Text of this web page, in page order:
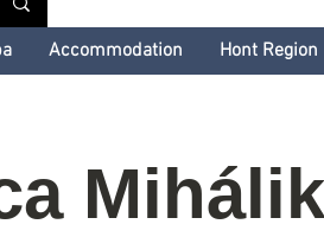
Accommodation Hont Region